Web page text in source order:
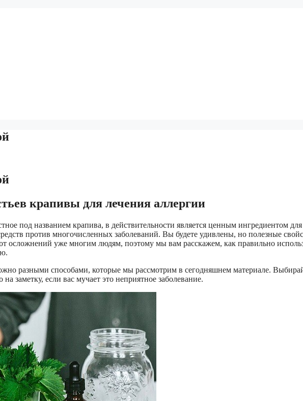
крапивы для лечения аллергии
под названием крапива, в действительности является ценным ингредиентом для
против многочисленных заболеваний. Вы будете удивлены, но полезные
осложнений уже многим людям, поэтому мы вам расскажем, как правильно
разными способами, которые мы рассмотрим в сегодняшнем материале.
заметку, если вас мучает это неприятное заболевание.